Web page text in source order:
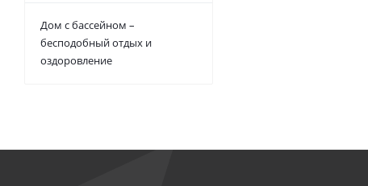
Дом с бассейном –
бесподобный отдых и
оздоровление